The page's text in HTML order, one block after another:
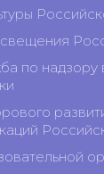
Вирена
фильм -
от
по надзору